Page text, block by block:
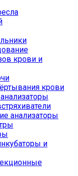
крови и
крови
анализаторы
и